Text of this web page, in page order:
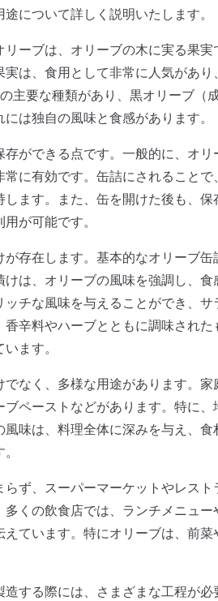
について詳しく説明いたします。
ーブは、オリーブの木に実る果
は、食用として非常に人気があ
主要な種類があり、黒オリーブ（
は独自の風味と食感があります。
ができる点です。一般的に、オ
に有効です。缶詰にされること
ます。また、缶を開けた後も、
が可能です。
存在します。基本的なオリーブ
は、オリーブの風味を強調し、
チな風味を与えることができ、
辛料やハーブとともに調味された
ます。
なく、多様な用途があります。
ペーストなどがあります。特に
味は、料理全体に深みを与え、食
ず、スーパーマーケットやレス
くの飲食店では、ランチメニュ
ています。特にオリーブは、前
する際には、さまざまな工程が